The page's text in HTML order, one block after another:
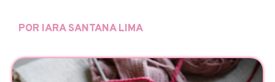
POR IARA SANTANA LIMA